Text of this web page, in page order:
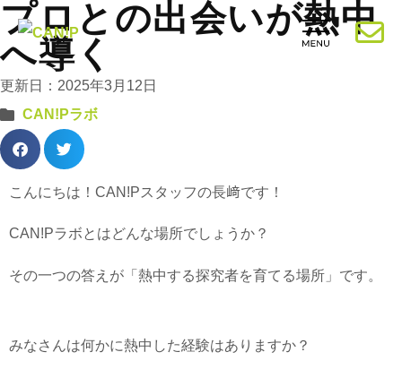
プロとの出会いが熱中
へ導く
更新日：2025年3月12日
CAN!Pラボ
こんにちは！CAN!Pスタッフの長﨑です！
CAN!Pラボとはどんな場所でしょうか？
その一つの答えが「熱中する探究者を育てる場所」です。
みなさんは何かに熱中した経験はありますか？